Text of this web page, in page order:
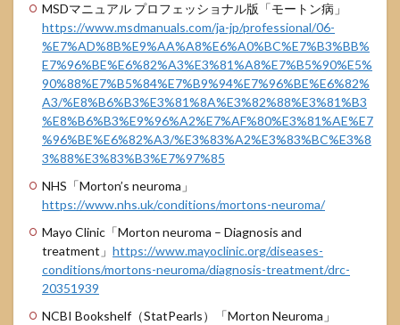
MSDマニュアル プロフェッショナル版「モートン病」
https://www.msdmanuals.com/ja-jp/professional/06-
%E7%AD%8B%E9%AA%A8%E6%A0%BC%E7%B3%BB%
E7%96%BE%E6%82%A3%E3%81%A8%E7%B5%90%E5%
90%88%E7%B5%84%E7%B9%94%E7%96%BE%E6%82%
A3/%E8%B6%B3%E3%81%8A%E3%82%88%E3%81%B3
%E8%B6%B3%E9%96%A2%E7%AF%80%E3%81%AE%E7
%96%BE%E6%82%A3/%E3%83%A2%E3%83%BC%E3%8
3%88%E3%83%B3%E7%97%85
NHS「Morton’s neuroma」
https://www.nhs.uk/conditions/mortons-neuroma/
Mayo Clinic「Morton neuroma – Diagnosis and
treatment」 https://www.mayoclinic.org/diseases-
conditions/mortons-neuroma/diagnosis-treatment/drc-
20351939
NCBI Bookshelf（StatPearls）「Morton Neuroma」